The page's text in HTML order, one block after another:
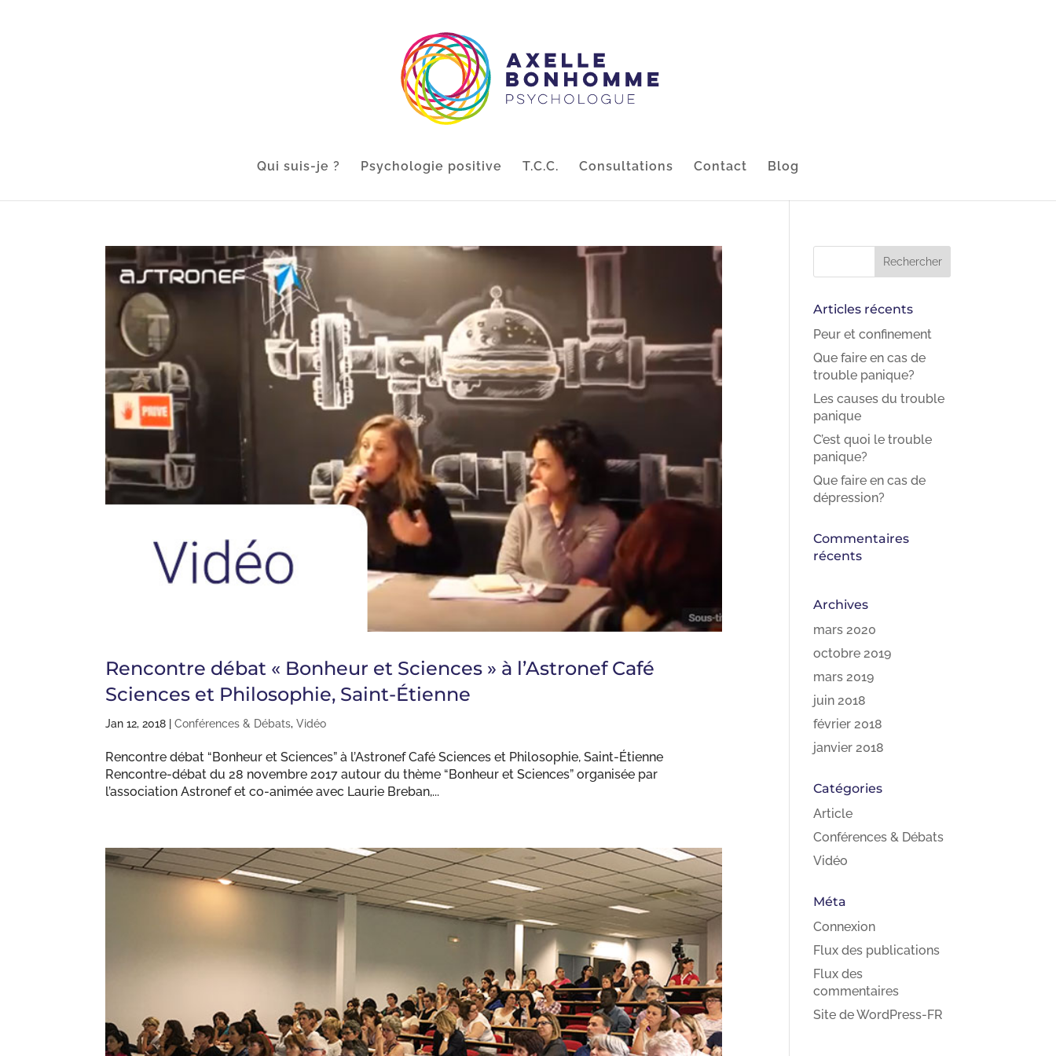
Qui suis-je ? Psychologie positive T.C.C. Consultations Contact Blog
Rencontre débat « Bonheur et Sciences » à l’Astronef Café
Sciences et Philosophie, Saint-Étienne
Jan 12, 2018 |Conférences & Débats,Vidéo
Rencontre débat “Bonheur et Sciences” à l’Astronef Café Sciences et Philosophie, Saint-Étienne
Rencontre-débat du 28 novembre 2017 autour du thème “Bonheur et Sciences” organisée par
l’association Astronef et co-animée avec Laurie Breban,...
Articles récents
Peur et confinement
Que faire en cas de
trouble panique?
Les causes du trouble
panique
C’est quoi le trouble
panique?
Que faire en cas de
dépression?
Commentaires
récents
Archives
mars 2020
octobre 2019
mars 2019
juin 2018
février 2018
janvier 2018
Catégories
Article
Conférences & Débats
Vidéo
Méta
Connexion
Flux des publications
Flux des
commentaires
Site de WordPress-FR